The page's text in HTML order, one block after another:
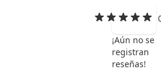
¡Aún no se
registran
reseñas!